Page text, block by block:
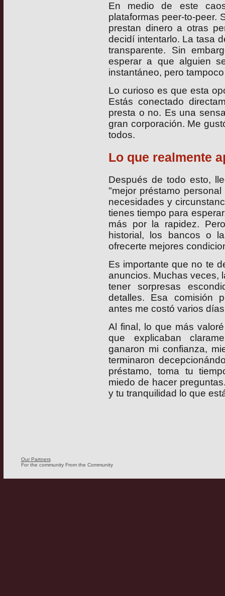
En medio de este
plataformas peer-to-peer.
prestan dinero a otras
decidí intentarlo. La tasa
transparente. Sin
esperar a que alguien
instantáneo, pero
Lo curioso es que esta
Estás conectado
presta o no. Es una
gran corporación. Me
todos.
Lo que realmente
Después de todo esto,
"mejor préstamo
necesidades y
tienes tiempo para
más por la rapidez.
historial, los bancos o
ofrecerte mejores
Es importante que no te
anuncios. Muchas veces,
tener sorpresas
detalles. Esa comisión
antes me costó varios
Al final, lo que más
que explicaban
ganaron mi confianza,
terminaron
préstamo, toma tu
miedo de hacer
y tu tranquilidad lo que
Our Partners
For the community From the Community